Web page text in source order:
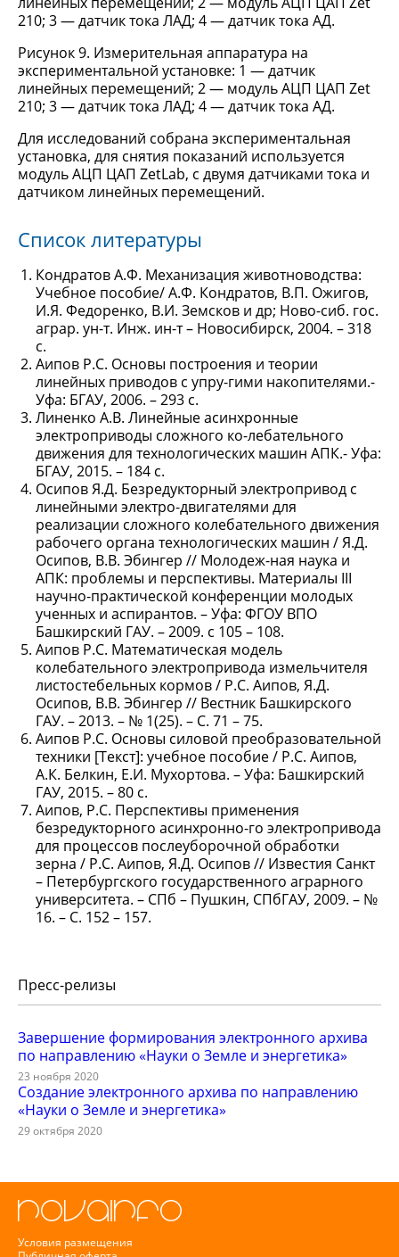
Рисунок 9. Измерительная аппаратура на
экспериментальной установке: 1 — датчик
линейных перемещений; 2 — модуль АЦП ЦАП Zet
210; 3 — датчик тока ЛАД; 4 — датчик тока АД.
Для исследований собрана экспериментальная
установка, для снятия показаний используется
модуль АЦП ЦАП ZetLab, с двумя датчиками тока и
датчиком линейных перемещений.
Список литературы
Кондратов А.Ф. Механизация животноводства:
Учебное пособие/ А.Ф. Кондратов, В.П. Ожигов,
И.Я. Федоренко, В.И. Земсков и др; Ново-сиб. гос.
аграр. ун-т. Инж. ин-т – Новосибирск, 2004. – 318
с.
Аипов Р.С. Основы построения и теории
линейных приводов с упру-гими накопителями.-
Уфа: БГАУ, 2006. – 293 с.
Линенко А.В. Линейные асинхронные
электроприводы сложного ко-лебательного
движения для технологических машин АПК.- Уфа:
БГАУ, 2015. – 184 с.
Осипов Я.Д. Безредукторный электропривод с
линейными электро-двигателями для
реализации сложного колебательного движения
рабочего органа технологических машин / Я.Д.
Осипов, В.В. Эбингер // Молодеж-ная наука и
АПК: проблемы и перспективы. Материалы III
научно-практической конференции молодых
ученных и аспирантов. – Уфа: ФГОУ ВПО
Башкирский ГАУ. – 2009. с 105 – 108.
Аипов Р.С. Математическая модель
колебательного электропривода измельчителя
листостебельных кормов / Р.С. Аипов, Я.Д.
Осипов, В.В. Эбингер // Вестник Башкирского
ГАУ. – 2013. – № 1(25). – С. 71 – 75.
Аипов Р.С. Основы силовой преобразовательной
техники [Текст]: учебное пособие / Р.С. Аипов,
А.К. Белкин, Е.И. Мухортова. – Уфа: Башкирский
ГАУ, 2015. – 80 с.
Аипов, Р.С. Перспективы применения
безредукторного асинхронно-го электропривода
для процессов послеуборочной обработки
зерна / Р.С. Аипов, Я.Д. Осипов // Известия Санкт
– Петербургского государственного аграрного
университета. – СПб – Пушкин, СПбГАУ, 2009. – №
16. – С. 152 – 157.
Пресс-релизы
Завершение формирования электронного архива
по направлению «Науки о Земле и энергетика»
23 ноября 2020
Создание электронного архива по направлению
«Науки о Земле и энергетика»
29 октября 2020
Условия размещения